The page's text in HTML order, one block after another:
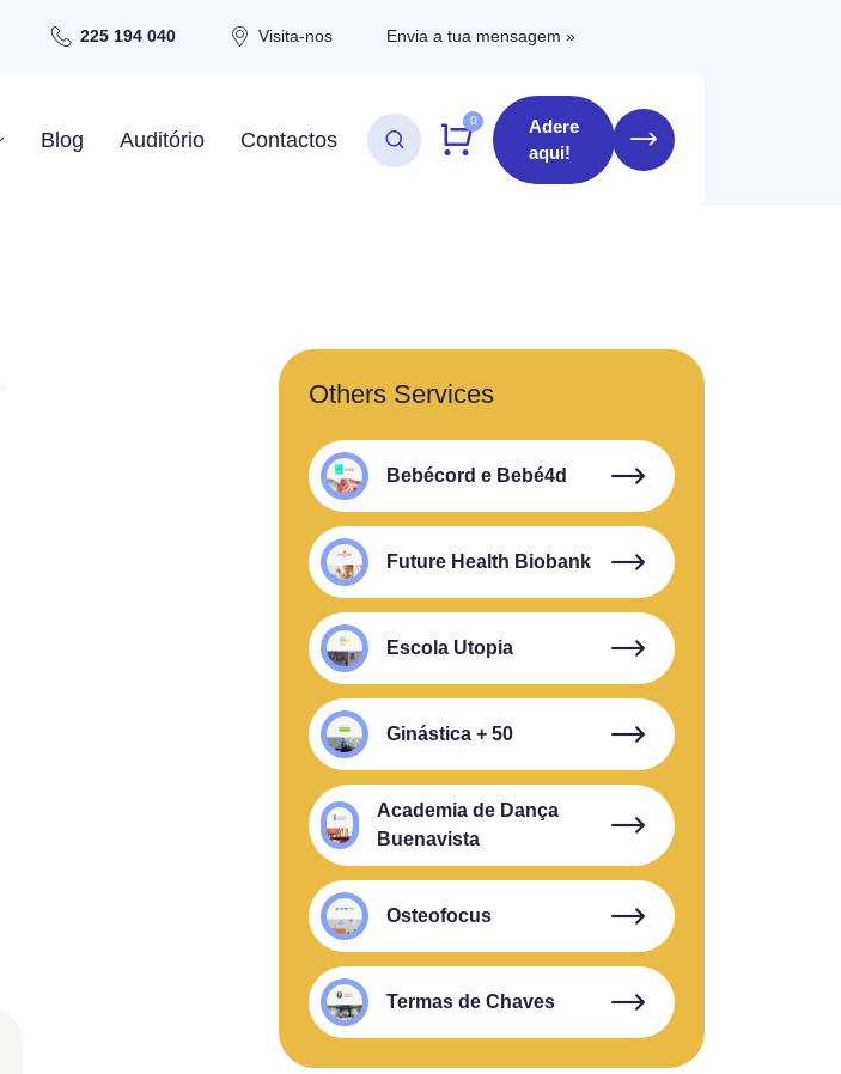
225 194 040 Visita-nos Envia a tua mensagem »
Blog Auditório Contactos
0
Adere
aqui!
Others Services
Bebécord e Bebé4d
Future Health Biobank
Escola Utopia
Ginástica + 50
Academia de Dança
Buenavista
Osteofocus
Termas de Chaves